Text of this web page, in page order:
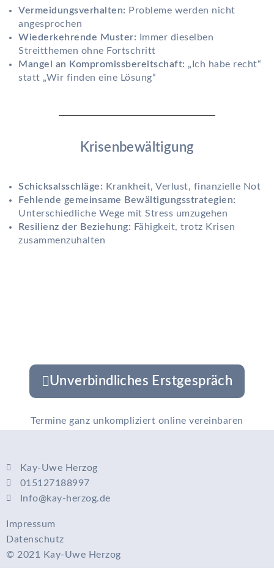
Vermeidungsverhalten: Probleme werden nicht
angesprochen
Wiederkehrende Muster: Immer dieselben
Streitthemen ohne Fortschritt
Mangel an Kompromissbereitschaft: „Ich habe recht“
statt „Wir finden eine Lösung“
Krisenbewältigung
Schicksalsschläge: Krankheit, Verlust, finanzielle Not
Fehlende gemeinsame Bewältigungsstrategien:
Unterschiedliche Wege mit Stress umzugehen
Resilienz der Beziehung: Fähigkeit, trotz Krisen
zusammenzuhalten
Unverbindliches Erstgespräch
Termine ganz unkompliziert online vereinbaren
Kay-Uwe Herzog
015127188997
Info@kay-herzog.de
Impressum
Datenschutz
© 2021 Kay-Uwe Herzog